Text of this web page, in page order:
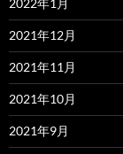
2022年1月
2021年12月
2021年11月
2021年10月
2021年9月